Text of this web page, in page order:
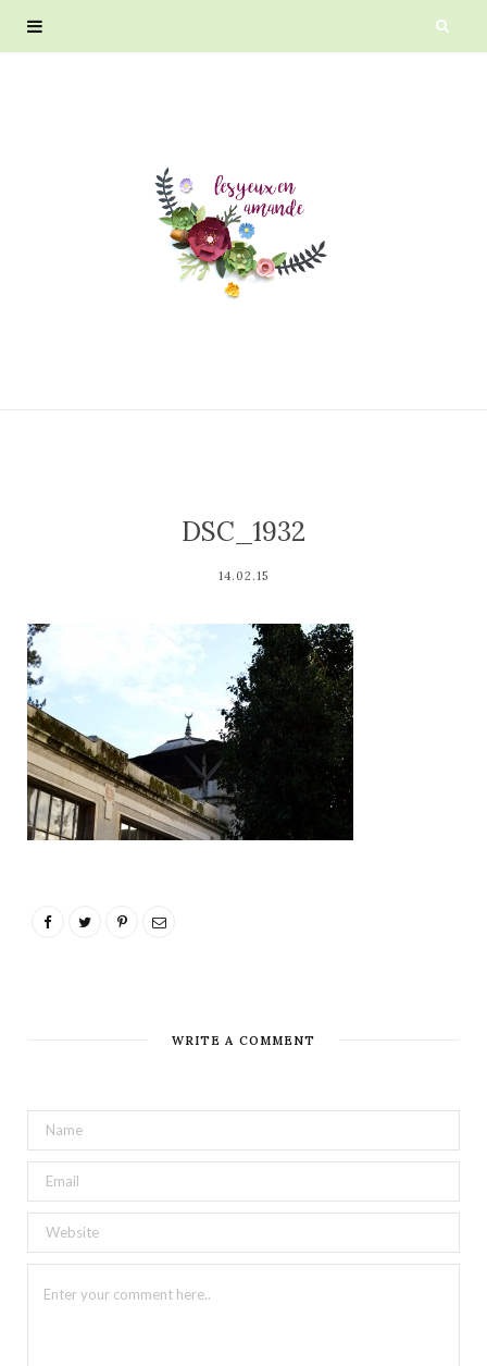
DSC_1932
14.02.15
WRITE A COMMENT